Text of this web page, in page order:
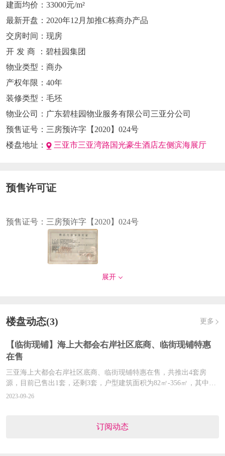
建面均价： 33000元/m²
最新开盘： 2020年12月加推C栋商办产品
交房时间： 现房
开发商
：碧桂园集团
物业类型： 商办
产权年限： 40年
装修类型： 毛坯
物业公司： 广东碧桂园物业服务有限公司三亚分公司
预售证号： 三房预许字【2020】024号
楼盘地址：
三亚市三亚湾路国光豪生酒店左侧滨海展厅
预售许可证
预售证号： 三房预许字【2020】024号
发证时间：
对应楼栋：1#、10#
展开
楼盘动态(3) 更多
【临街现铺】海上大都会右岸社区底商、临街现铺特惠
在售
三亚海上大都会右岸社区底商、临街现铺特惠在售，共推出4套房
源，目前已售出1套，还剩3套，户型建筑面积为82㎡-356㎡，其中02-
106房，建筑面积为82㎡，原总价307万元，折后总价190万元。特惠
2023-09-26
订阅动态